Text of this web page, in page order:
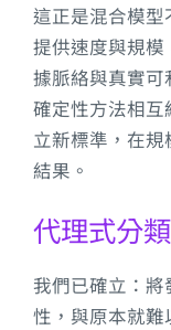
這正是混合模
提供速度與規
據脈絡與真實
確定性方法相
立新標準，在
結果。
代理式分
我們已確立：將
性，與原本就